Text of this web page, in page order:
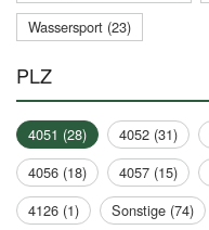
Wassersport (23)
PLZ
4051 (28) 4052 (31)
4056 (18)
4057 (15)
4126 (1)
Sonstige (74)